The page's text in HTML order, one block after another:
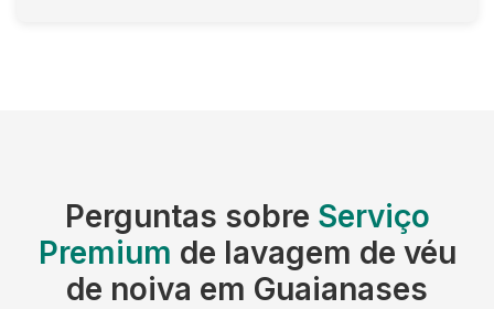
Perguntas sobre Serviço
Premium de lavagem de véu
de noiva em Guaianases